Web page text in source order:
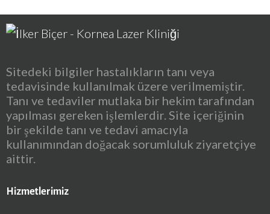
Sitedeki bilgiler hastalıkların tanı veya
tedavisinde kullanılmak üzere verilmemiştir.
Tanı ve tedaviler mutlaka bir hekim tarafından
yapılması gereken işlemlerdir. Site içeriğinin
bir şekilde tanı ve tedavi amacıyla
kullanımından doğacak sorumluluk ziyaretçiye
aittir.
Hizmetlerimiz